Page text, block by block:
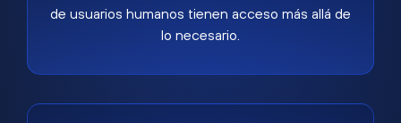
de usuarios humanos tienen acceso más allá de
lo necesario.